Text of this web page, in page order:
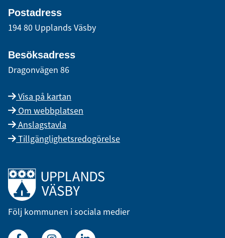
Postadress
194 80 Upplands Väsby
Besöksadress
Dragonvägen 86
Visa på kartan
Om webbplatsen
Anslagstavla
Tillgänglighetsredogörelse
Länk till startsidan
Följ kommunen i sociala medier